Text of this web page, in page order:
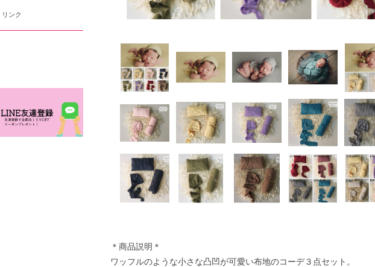
＊商品説明＊
ワッフルのような小さな凸凹が可愛い布地のコーデ３点セット。
リンク